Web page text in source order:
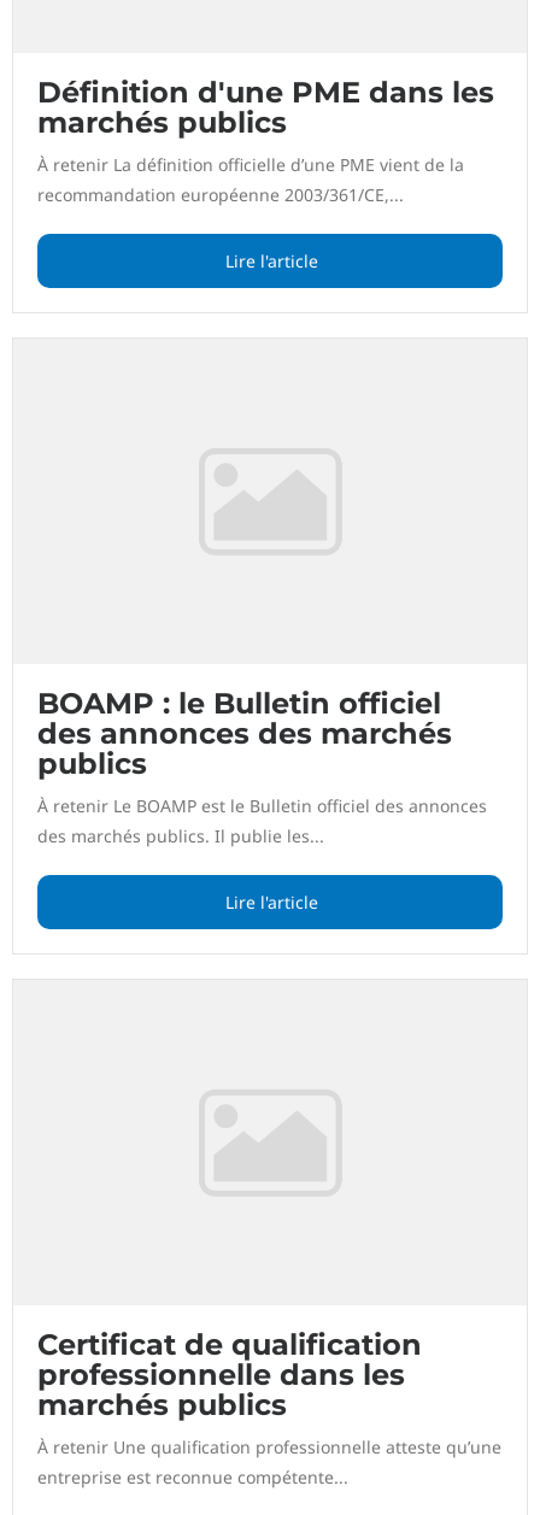
Définition d'une PME dans les
marchés publics
À retenir La définition officielle d’une PME vient de la
recommandation européenne 2003/361/CE,...
Lire l'article
BOAMP : le Bulletin officiel
des annonces des marchés
publics
À retenir Le BOAMP est le Bulletin officiel des annonces
des marchés publics. Il publie les...
Lire l'article
Certificat de qualification
professionnelle dans les
marchés publics
À retenir Une qualification professionnelle atteste qu’une
entreprise est reconnue compétente...